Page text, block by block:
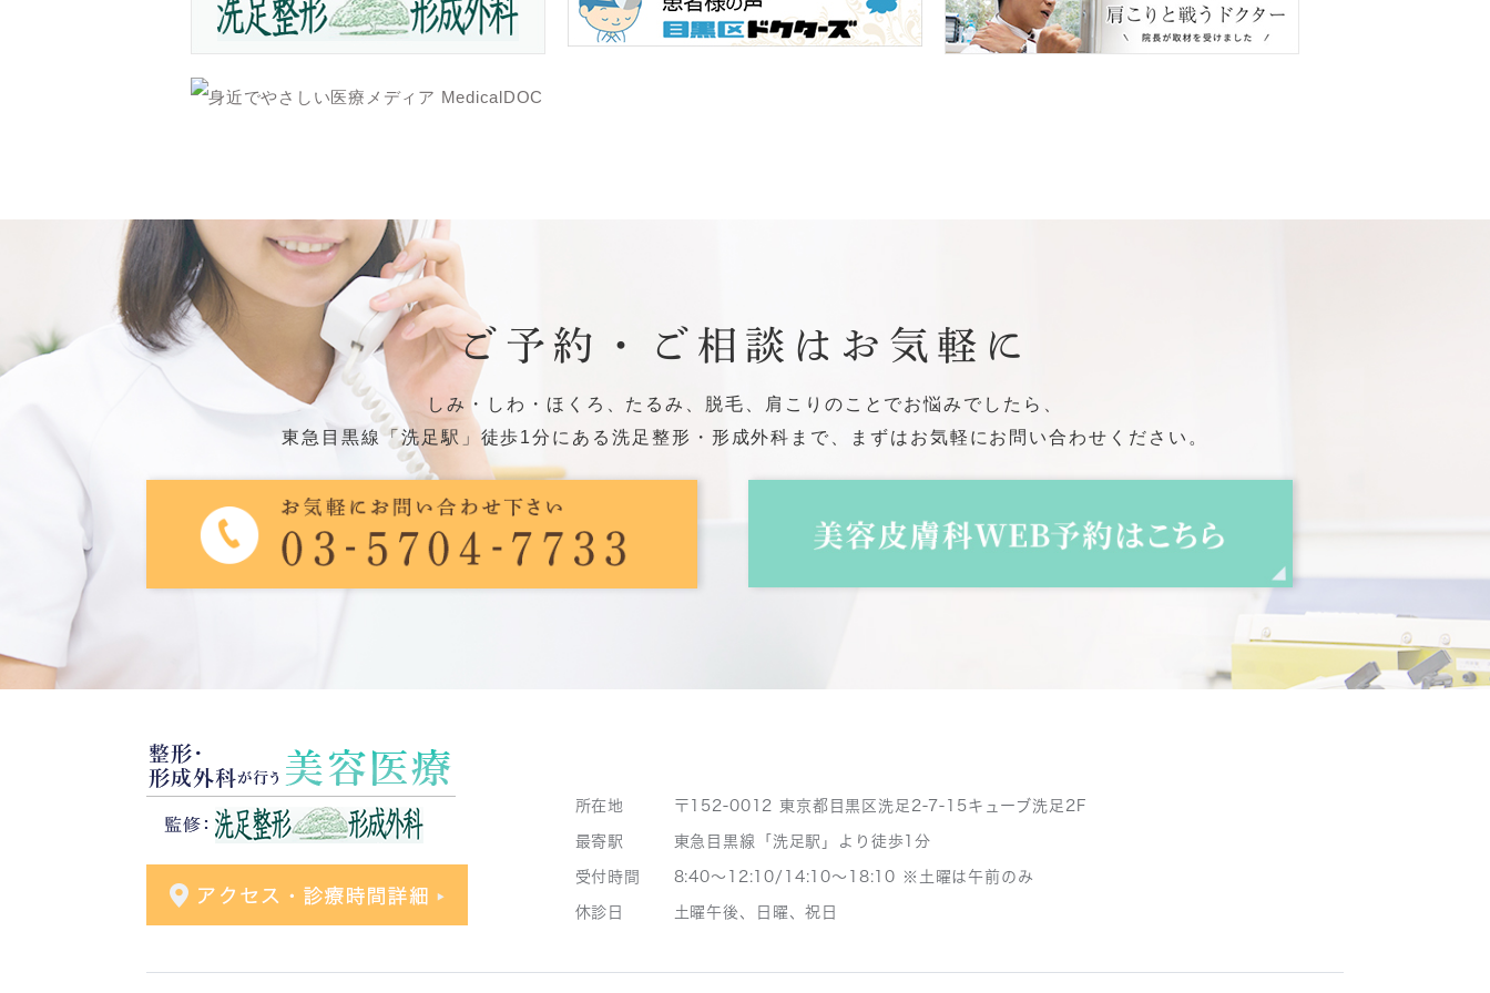
ご予約・ご相談はお気軽に
しみ・しわ・ほくろ、たるみ、脱毛、肩こりのことでお悩みでしたら、
東急目黒線「洗足駅」徒歩1分にある洗足整形・形成外科まで、まずはお気軽にお問い合わせください。
所在地 〒152-0012 東京都目黒区洗足2-7-15キューブ洗足2F
最寄駅 東急目黒線「洗足駅」より徒歩1分
受付時間 8:40～12:10/14:10～18:10 ※土曜は午前のみ
休診日 土曜午後、日曜、祝日